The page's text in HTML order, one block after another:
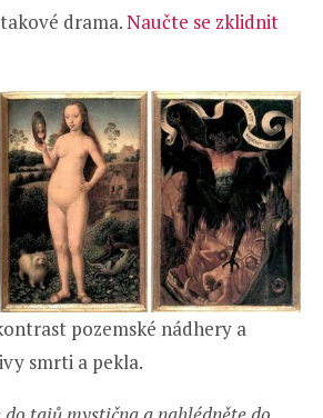
drama.Naučte se zklidnit
pozemské nádhery a
smrti a pekla.